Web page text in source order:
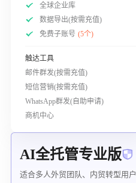
全球企业库
数据导出(按需充值)
免费子账号 (5个)
触达工具
邮件群发(按需充值)
短信营销(按需充值)
WhatsApp群发(自助申请)
商机中心
AI全托管专业版
适合多人外贸团队、内贸转型用户